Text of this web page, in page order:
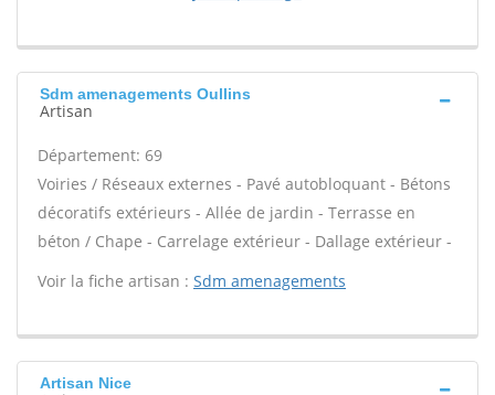
Sdm amenagements Oullins
Artisan
Département: 69
Voiries / Réseaux externes - Pavé autobloquant - Bétons
décoratifs extérieurs - Allée de jardin - Terrasse en
béton / Chape - Carrelage extérieur - Dallage extérieur -
Voir la fiche artisan : Sdm amenagements
Artisan Nice